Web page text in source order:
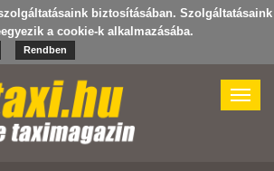
biztosításában. Szolgáltatásaink
a cookie-k alkalmazásába.
Rendben
Toggle